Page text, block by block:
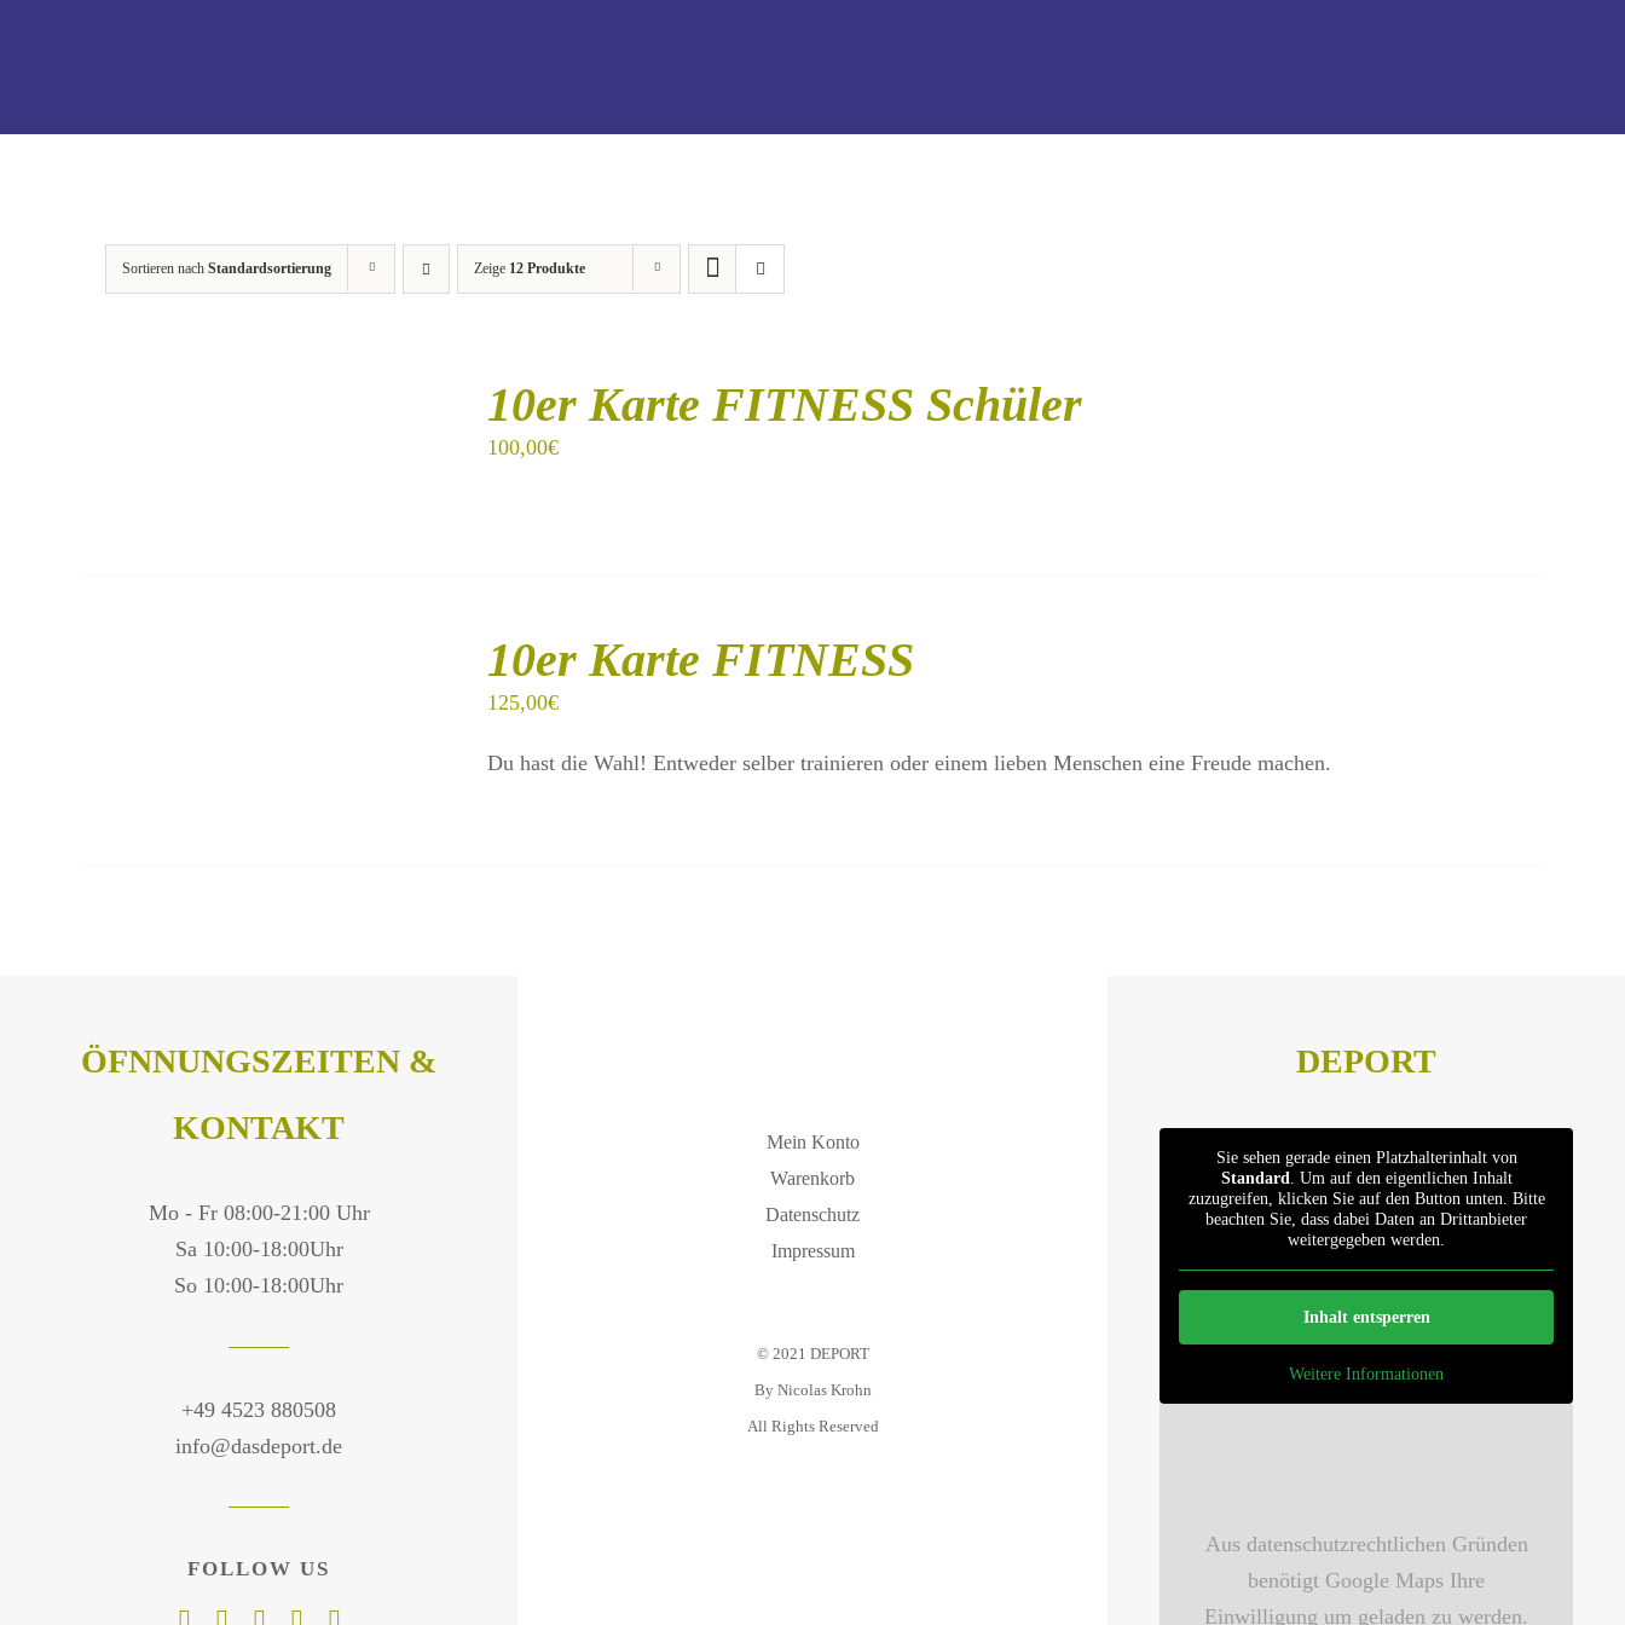
Sortieren nach Standardsortierung Zeige 12 Produkte
10er Karte FITNESS Schüler
100,00€
10er Karte FITNESS
125,00€
Du hast die Wahl! Entweder selber trainieren oder einem lieben Menschen eine Freude machen.
ÖFNNUNGSZEITEN &
KONTAKT
Mo - Fr 08:00-21:00 Uhr
Sa 10:00-18:00Uhr
So 10:00-18:00Uhr
+49 4523 880508
info@dasdeport.de
FOLLOW US
Mein Konto
Warenkorb
Datenschutz
Impressum
© 2021 DEPORT
By Nicolas Krohn
All Rights Reserved
DEPORT
Sie sehen gerade einen Platzhalterinhalt von
Standard
. Um auf den eigentlichen Inhalt
zuzugreifen, klicken Sie auf den Button unten. Bitte
beachten Sie, dass dabei Daten an Drittanbieter
weitergegeben werden.
Inhalt entsperren
Weitere Informationen
Aus datenschutzrechtlichen Gründen
benötigt Google Maps Ihre
Einwilligung um geladen zu werden.